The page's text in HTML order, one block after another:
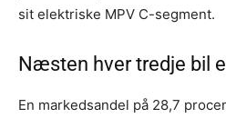
sit elektriske MPV C-segment.
Næsten hver tredje bil
En markedsandel på 28,7